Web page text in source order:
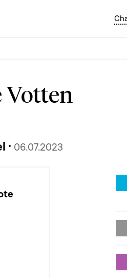
Votten
Premier vote constitutionnel · 06.07.2023